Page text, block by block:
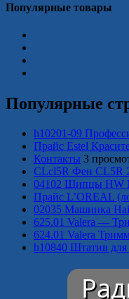
Популярные товары
Популярные
h10201-09
Прайс Estel
Контакты 3
CLcl5R Фен CL5R
04102 Щипцы HW
Прайс L’OREAL
02035 Машинка
625.01 Valera —
624.01 Valera
h10840 Штатив для